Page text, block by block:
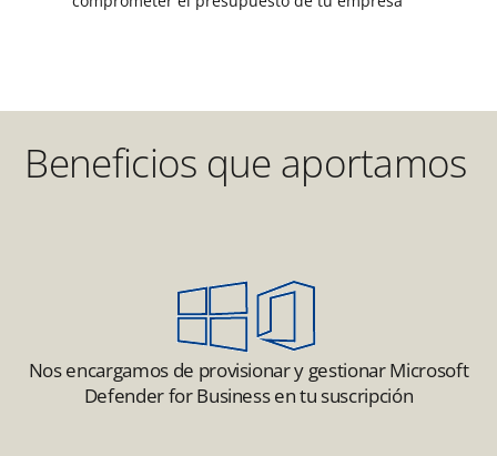
Beneficios que aportamos
Nos encargamos de provisionar y gestionar Microsoft
Defender for Business en tu suscripción